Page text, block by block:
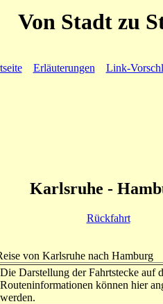
Von Stadt zu
Erläuterungen Link-
Karlsruhe -
Rückfahrt
von Karlsruhe nach Hamburg
Die Darstellung der Fahrtstecke auf
Routeninformationen können hier
werden.